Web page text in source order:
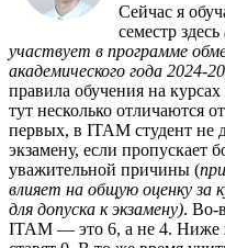
Сейчас я
семестр здесь
участвует в программе
академического года 2024-
правила обучения на
тут несколько отличаются
первых, в ITAM студент не
экзамену, если пропускает
уважительной причины (
влияет на общую оценку за
для допуска к экзамену). Во-
ITAM — это 6, а не 4. Ниже